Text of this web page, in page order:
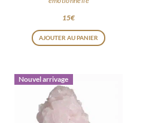
15€
AJOUTER AU PANIER
Nouvel arrivage